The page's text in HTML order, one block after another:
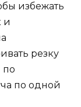
избежать
и
резку
по
по одной